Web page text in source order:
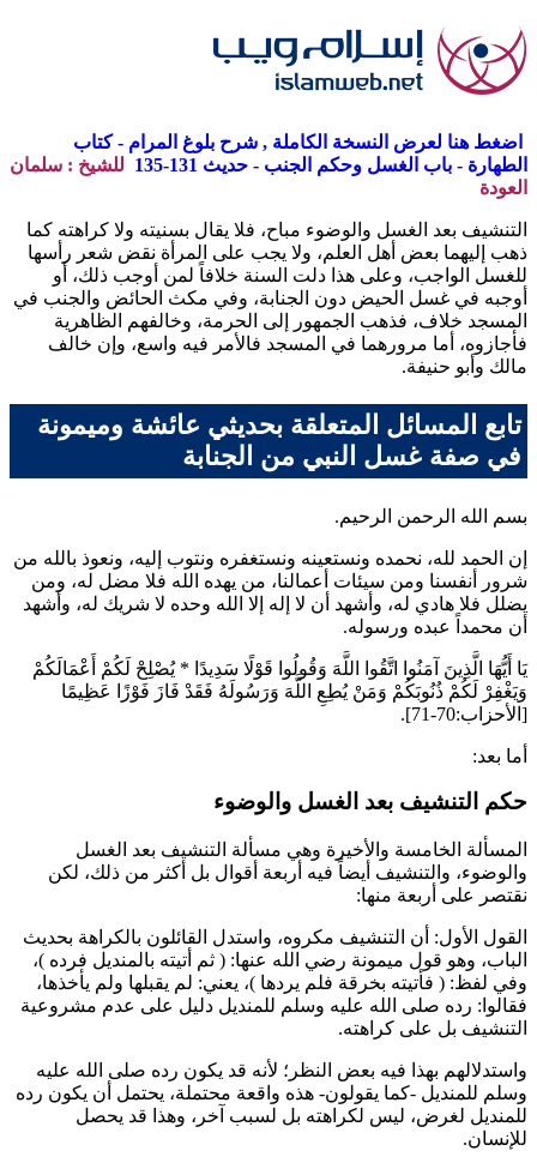
اضغط هنا لعرض النسخة الكاملة , شرح بلوغ المرام - كتاب
الطهارة - باب الغسل وحكم الجنب - حديث 131-135
للشيخ : سلمان
العودة
التنشيف بعد الغسل والوضوء مباح، فلا يقال بسنيته ولا كراهته كما
ذهب إليهما بعض أهل العلم، ولا يجب على المرأة نقض شعر رأسها
للغسل الواجب، وعلى هذا دلت السنة خلافاً لمن أوجب ذلك، أو
أوجبه في غسل الحيض دون الجنابة، وفي مكث الحائض والجنب في
المسجد خلاف، فذهب الجمهور إلى الحرمة، وخالفهم الظاهرية
فأجازوه، أما مرورهما في المسجد فالأمر فيه واسع، وإن خالف
مالك وأبو حنيفة.
تابع المسائل المتعلقة بحديثي عائشة وميمونة
في صفة غسل النبي من الجنابة
بسم الله الرحمن الرحيم.
إن الحمد لله، نحمده ونستعينه ونستغفره ونتوب إليه، ونعوذ بالله من
شرور أنفسنا ومن سيئات أعمالنا، من يهده الله فلا مضل له، ومن
يضلل فلا هادي له، وأشهد أن لا إله إلا الله وحده لا شريك له، وأشهد
أن محمداً عبده ورسوله.
يَا أَيُّهَا الَّذِينَ آمَنُوا اتَّقُوا اللَّهَ وَقُولُوا قَوْلًا سَدِيدًا *يُصْلِحْ لَكُمْ أَعْمَالَكُمْ
وَيَغْفِرْ لَكُمْ ذُنُوبَكُمْ وَمَنْ يُطِعِ اللَّهَ وَرَسُولَهُ فَقَدْ فَازَ فَوْزًا عَظِيمًا
[الأحزاب:70-71].
أما بعد:
حكم التنشيف بعد الغسل والوضوء
المسألة الخامسة والأخيرة وهي مسألة التنشيف بعد الغسل
والوضوء، والتنشيف أيضاً فيه أربعة أقوال بل أكثر من ذلك، لكن
نقتصر على أربعة منها:
القول الأول: أن التنشيف مكروه، واستدل القائلون بالكراهة بحديث
الباب، وهو قول ميمونة رضي الله عنها: ( ثم أتيته بالمنديل فرده )،
وفي لفظ: ( فأتيته بخرقة فلم يردها )، يعني: لم يقبلها ولم يأخذها،
فقالوا: رده صلى الله عليه وسلم للمنديل دليل على عدم مشروعية
التنشيف بل على كراهته.
واستدلالهم بهذا فيه بعض النظر؛ لأنه قد يكون رده صلى الله عليه
وسلم للمنديل -كما يقولون- هذه واقعة محتملة، يحتمل أن يكون رده
للمنديل لغرض، ليس لكراهته بل لسبب آخر، وهذا قد يحصل
للإنسان.